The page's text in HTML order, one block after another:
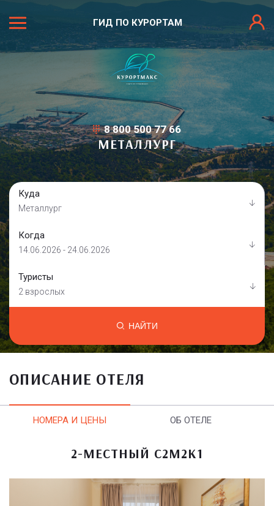
ГИД ПО КУРОРТАМ
8 800 500 77 66
МЕТАЛЛУРГ
Куда
Металлург
Когда
14.06.2026 - 24.06.2026
Туристы
2 взрослых
НАЙТИ
ОПИСАНИЕ ОТЕЛЯ
НОМЕРА И ЦЕНЫ ОБ ОТЕЛЕ
2-МЕСТНЫЙ С2М2К1